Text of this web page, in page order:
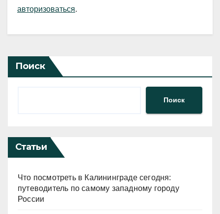
авторизоваться.
Поиск
Поиск
Статьи
Что посмотреть в Калининграде сегодня:
путеводитель по самому западному городу
России